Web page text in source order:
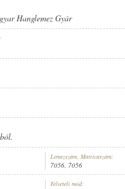
Hanglemez Gyár
Lemezszám, Matricaszám:
7056, 7056
Felvételi mód: